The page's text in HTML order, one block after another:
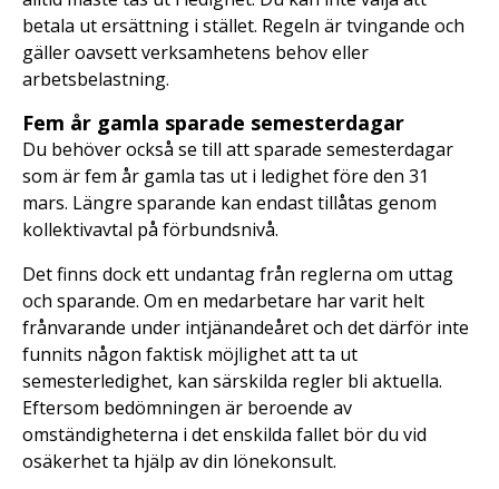
betala ut ersättning i stället. Regeln är tvingande och
gäller oavsett verksamhetens behov eller
arbetsbelastning.
Fem år gamla sparade semesterdagar
Du behöver också se till att sparade semesterdagar
som är fem år gamla tas ut i ledighet före den 31
mars. Längre sparande kan endast tillåtas genom
kollektivavtal på förbundsnivå.
Det finns dock ett undantag från reglerna om uttag
och sparande. Om en medarbetare har varit helt
frånvarande under intjänandeåret och det därför inte
funnits någon faktisk möjlighet att ta ut
semesterledighet, kan särskilda regler bli aktuella.
Eftersom bedömningen är beroende av
omständigheterna i det enskilda fallet bör du vid
osäkerhet ta hjälp av din lönekonsult.